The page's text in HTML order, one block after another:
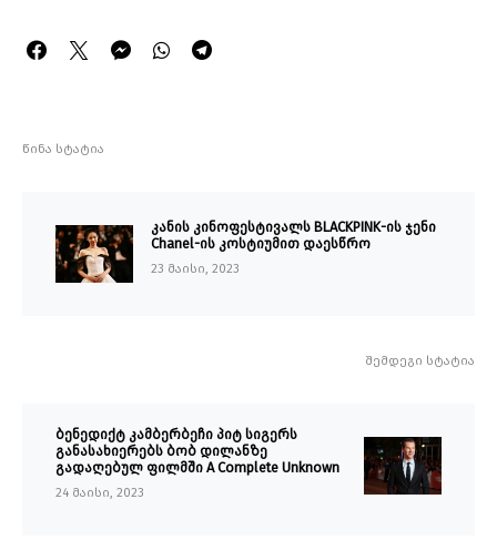
წინა სტატია
კანის კინოფესტივალს BLACKPINK-ის ჯენი
Chanel-ის კოსტიუმით დაესწრო
23 მაისი, 2023
შემდეგი სტატია
ბენედიქტ კამბერბეჩი პიტ სიგერს
განასახიერებს ბობ დილანზე
გადაღებულ ფილმში A Complete Unknown
24 მაისი, 2023